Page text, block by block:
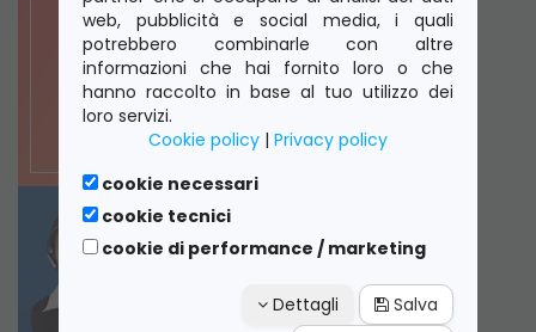
web, pubblicità e social media, i quali
potrebbero combinarle con altre
informazioni che hai fornito loro o che
hanno raccolto in base al tuo utilizzo dei
loro servizi.
Cookie policy | Privacy policy
cookie necessari
cookie tecnici
cookie di performance / marketing
Dettagli
Salva